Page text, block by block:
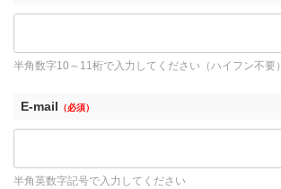
半角数字10～11桁で入力してください（ハイフン不要）
E-mail （必須）
半角英数字記号で入力してください